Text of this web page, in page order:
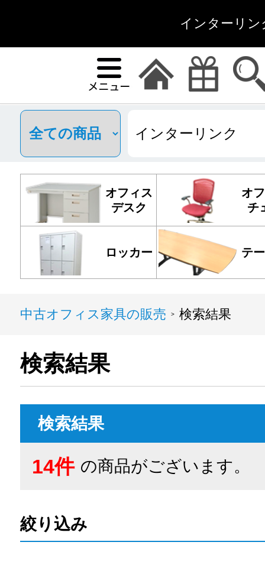
インターリン
オフィス
デスク
オ
チ
ロッカー テ
中古オフィス家具の販売 > 検索結果
検索結果
検索結果
14件 の商品がございます。
絞り込み